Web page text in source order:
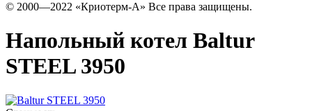
© 2000—2022 «Криотерм-А» Все права защищены.
Напольный котел Baltur
STEEL 3950